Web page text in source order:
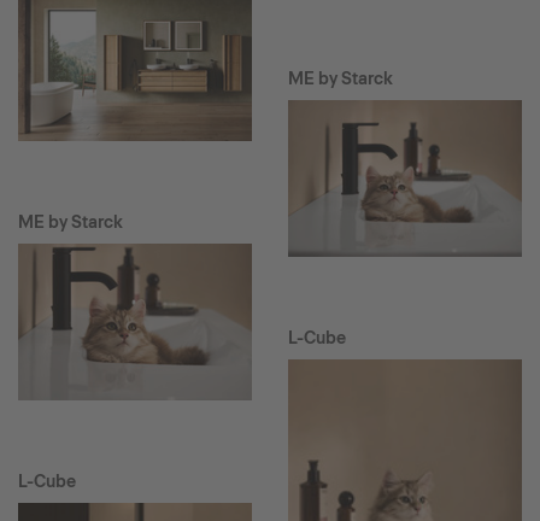
ME by Starck
L-Cube
ME by Starck
L-Cube